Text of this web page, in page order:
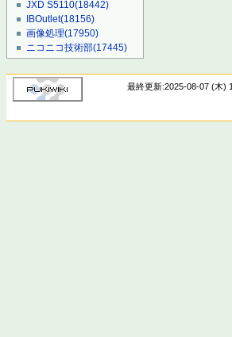
JXD S5110(18442)
IBOutlet(18156)
画像処理(17950)
ニコニコ技術部(17445)
最終更新:2025-08-07 (木)